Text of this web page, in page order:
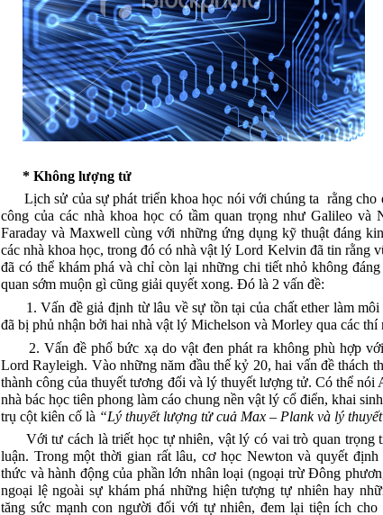
* Không lượng tử
Lịch sử của sự phát triển khoa học nói với chúng ta rằng cho
công của các nhà khoa học có tầm quan trọng như Galileo và
Faraday và Maxwell cùng với những ứng dụng kỹ thuật đáng
các nhà khoa học, trong đó có nhà vật lý Lord Kelvin đã tin rằng
đã có thể khám phá và chỉ còn lại những chi tiết nhỏ không
quan sớm muộn gì cũng giải quyết xong. Đó là 2 vấn đề:
1. Vấn đề giả định từ lâu về sự tồn tại của chất ether làm
đã bị phủ nhận bởi hai nhà vật lý Michelson và Morley qua các thí
2. Vấn đề phổ bức xạ do vật đen phát ra không phù hợp
Lord Rayleigh. Vào những năm đầu thế kỷ 20, hai vấn đề thách
thành công của thuyết tương đối và lý thuyết lượng tử. Có thể nói
nhà bác học tiên phong làm cáo chung nền vật lý cổ điển, khai
trụ cột kiên cố là “Lý thuyết lượng tử cuả Max – Plank và lý
Với tư cách là triết học tự nhiên, vật lý có vai trò quan trọng
luận. Trong một thời gian rất lâu, cơ học Newton và quyết
thức và hành động của phần lớn nhân loại (ngoại trừ Đông
ngoại lệ ngoài sự khám phá những hiện tượng tự nhiên hay
tăng sức mạnh con người đối với tự nhiên, đem lại tiện ích